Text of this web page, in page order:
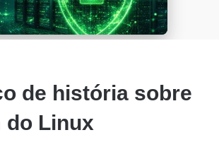
de história sobre
do Linux